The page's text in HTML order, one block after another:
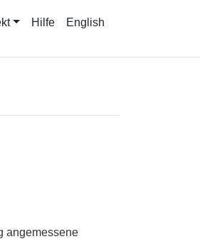
Hilfe English
angemessene